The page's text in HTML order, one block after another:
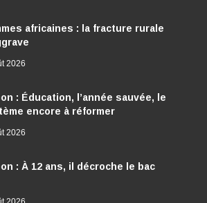
africaines : la fracture rurale
2026
: Éducation, l’année sauvée, le
encore à réformer
2026
: À 12 ans, il décroche le bac